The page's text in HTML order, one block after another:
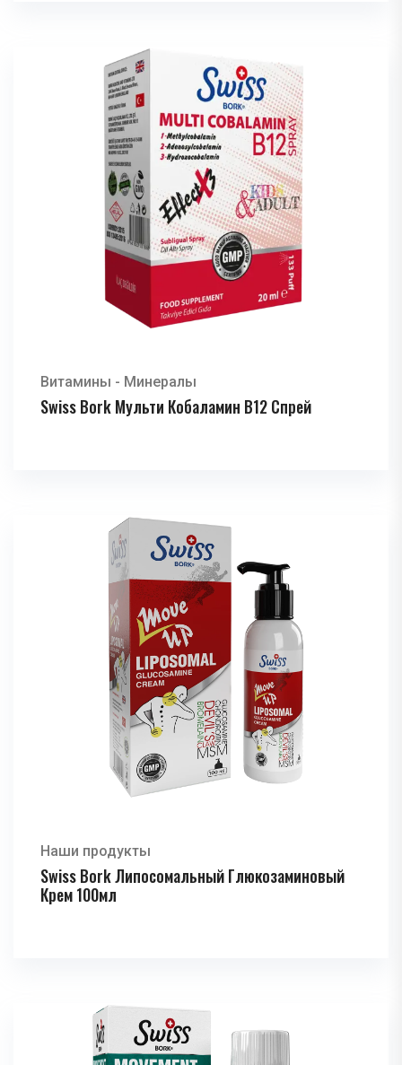
Витамины - Минералы
Swiss Bork Мульти Кобаламин B12 Спрей
Наши продукты
Swiss Bork Липосомальный Глюкозаминовый
Крем 100мл